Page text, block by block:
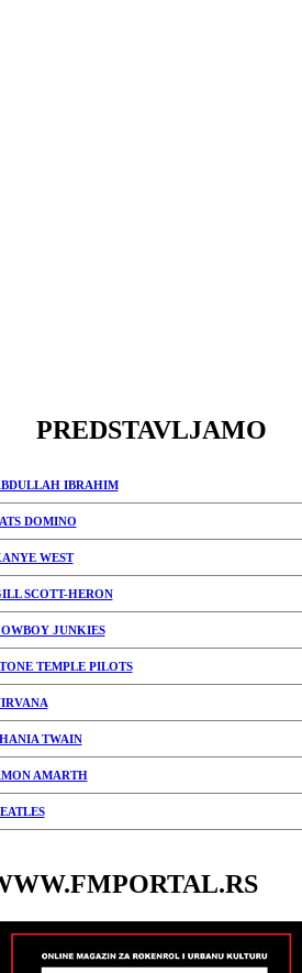
PREDSTAVLJAMO
IBRAHIM
DOMINO
WEST
SCOTT-HERON
JUNKIES
TEMPLE PILOTS
TWAIN
AMARTH